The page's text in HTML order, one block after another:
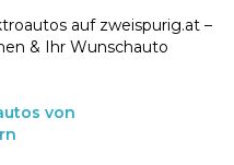
auf zweispurig.at –
& Ihr Wunschauto
von